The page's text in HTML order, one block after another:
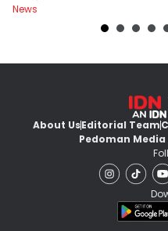
News
About UsEditorial Team
Pedoman Media